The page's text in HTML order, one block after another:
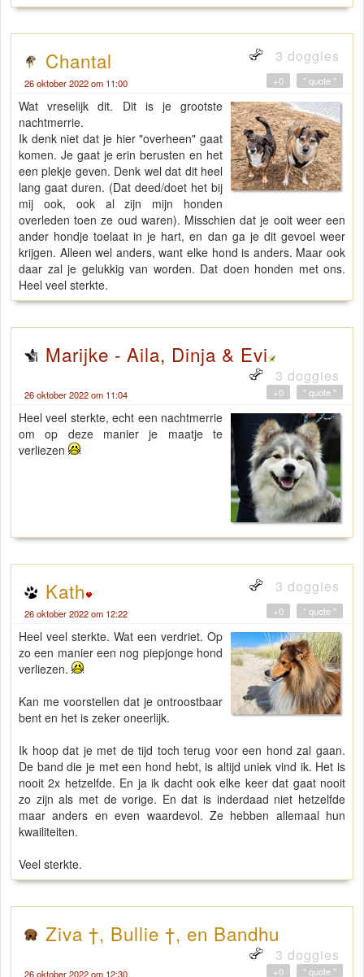
Chantal 3 doggies
26 oktober 2022 om 11:00 " quote "
+0
Wat vreselijk dit. Dit is je grootste
nachtmerrie.
Ik denk niet dat je hier "overheen" gaat
komen. Je gaat je erin berusten en het
een plekje geven. Denk wel dat dit heel
lang gaat duren. (Dat deed/doet het bij
mij ook, ook al zijn mijn honden
overleden toen ze oud waren). Misschien dat je ooit weer een
ander hondje toelaat in je hart, en dan ga je dit gevoel weer
krijgen. Alleen wel anders, want elke hond is anders. Maar ook
daar zal je gelukkig van worden. Dat doen honden met ons.
Heel veel sterkte.
Marijke - Aila, Dinja & Evi
3 doggies
26 oktober 2022 om 11:04 " quote "
+0
Heel veel sterkte, echt een nachtmerrie
om op deze manier je maatje te
verliezen
Kath 3 doggies
26 oktober 2022 om 12:22 " quote "
+0
Heel veel sterkte. Wat een verdriet. Op
zo een manier een nog piepjonge hond
verliezen.
Kan me voorstellen dat je ontroostbaar
bent en het is zeker oneerlijk.
Ik hoop dat je met de tijd toch terug voor een hond zal gaan.
De band die je met een hond hebt, is altijd uniek vind ik. Het is
nooit 2x hetzelfde. En ja ik dacht ook elke keer dat gaat nooit
zo zijn als met de vorige. En dat is inderdaad niet hetzelfde
maar anders en even waardevol. Ze hebben allemaal hun
kwailiteiten.
Veel sterkte.
Ziva †, Bullie †, en Bandhu
3 doggies
26 oktober 2022 om 12:30 " quote "
+0